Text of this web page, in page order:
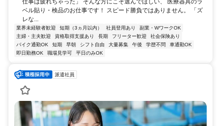
仕事は疲れちゃった」 そんな方にこそ選んでほしい、 医療器具のラ
ベル貼り・検品のお仕事です！ スピード勝負ではありません。 「ズ
レな...
業界未経験者歓迎 短期（3ヵ月以内） 社員登用あり
副業・WワークOK
主婦・主夫歓迎
資格取得支援あり 長期 フリーター歓迎
社会保険あり
バイク通勤OK
短期 早朝 シフト自由 大量募集 午後 学歴不問
車通勤OK
即日勤務OK
職場見学可 平日のみOK
派遣社員